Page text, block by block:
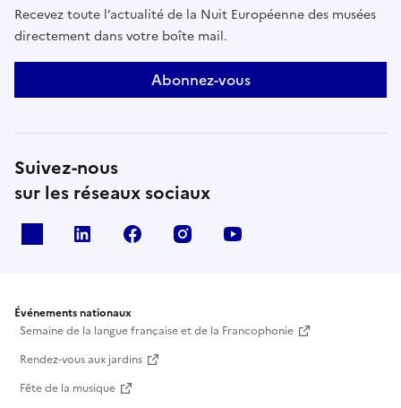
Recevez toute l’actualité de la Nuit Européenne des musées
directement dans votre boîte mail.
Abonnez-vous
Suivez-nous
sur les réseaux sociaux
Linkedin Facebook Instagram
Événements nationaux
Semaine de la langue française et de la Francophonie
Rendez-vous aux jardins
Fête de la musique